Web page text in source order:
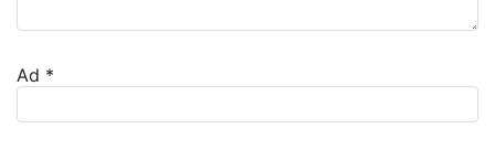
Ad *